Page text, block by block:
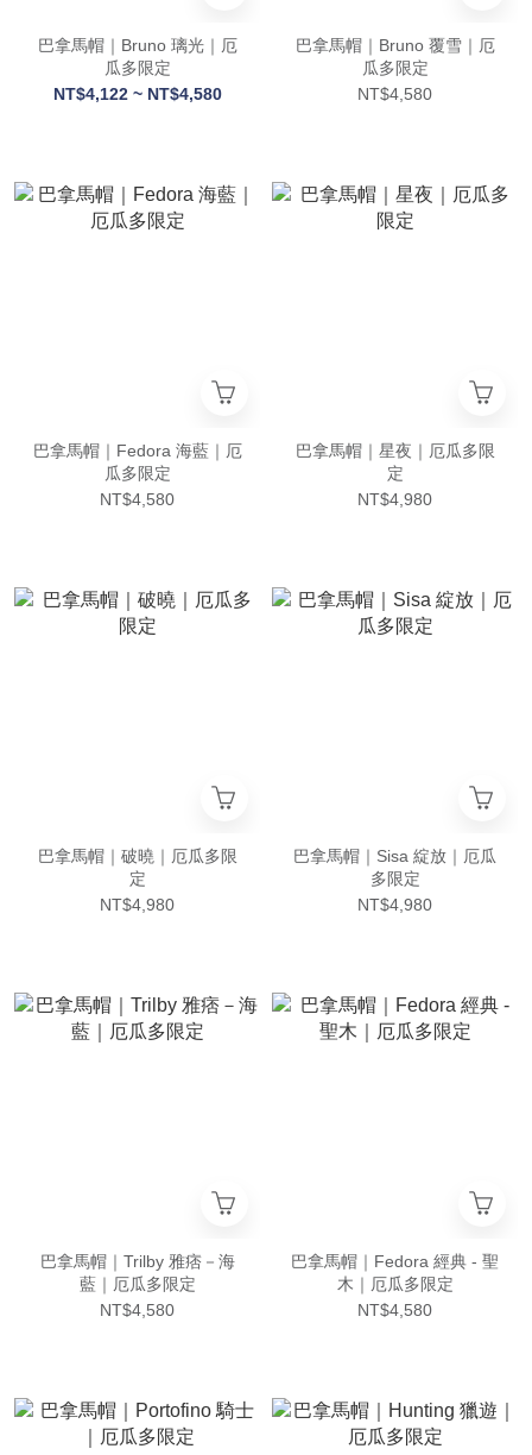
巴拿馬帽｜Bruno 璃光｜厄
瓜多限定
NT$4,122 ~ NT$4,580
巴拿馬帽｜Bruno 覆雪｜厄
瓜多限定
NT$4,580
巴拿馬帽｜Fedora 海藍｜厄
瓜多限定
NT$4,580
巴拿馬帽｜星夜｜厄瓜多限
定
NT$4,980
巴拿馬帽｜破曉｜厄瓜多限
定
NT$4,980
巴拿馬帽｜Sisa 綻放｜厄瓜
多限定
NT$4,980
巴拿馬帽｜Trilby 雅痞－海
藍｜厄瓜多限定
NT$4,580
巴拿馬帽｜Fedora 經典 - 聖
木｜厄瓜多限定
NT$4,580